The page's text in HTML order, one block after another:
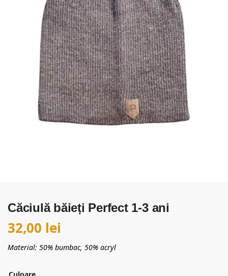
Căciulă băieți Perfect 1-3 ani
32,00 lei
Material: 50% bumbac, 50% acryl
Culoare